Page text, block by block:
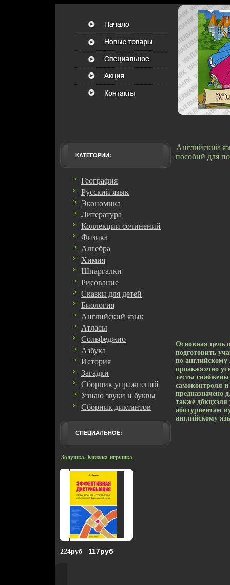
КАТЕГОРИИ:
География
Русский язык
Экономика
Литература
Коллекции сочинений
Физика
Алгебра
Химия
Шпаргалки
Рисование
Сказки для детей
Биология
Английский язык
Атласы
Сольфеджио
Азбука
История
Загадки
Сборник упражнений
Узнаю звуки и буквы
Сборник диктантов
СПЕЦИАЛЬНОЕ:
Золушка. Книжка-игрушка
224руб 117руб
Английский
пособий для
Основная цель
подготовить
по
проаьжяхчно
тесты
самоконтроля и
предназначено
также дбкцхэля
абитуриентам
английскому